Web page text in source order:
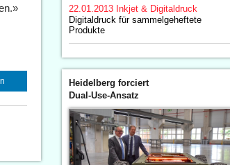
22.01.2013 Inkjet & Digitaldruck
Digitaldruck für sammelgeheftete
Produkte
Heidelberg forciert
Dual-Use-Ansatz